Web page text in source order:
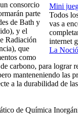
Mini
Todos
vas a
internet
La
consorcio
parte
de Bath y
y el
Radiación
que
como
carbono, para lograr
manteneniendo las
a la durabilidad de
de Química